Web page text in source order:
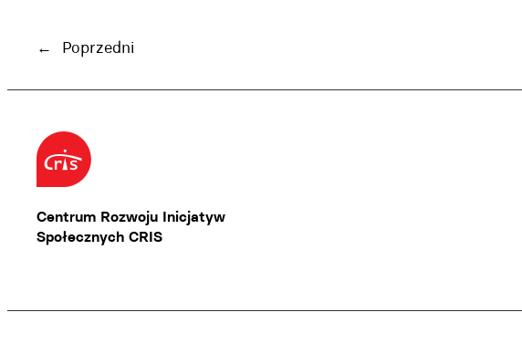
← Poprzedni
Centrum Rozwoju Inicjatyw
Społecznych CRIS